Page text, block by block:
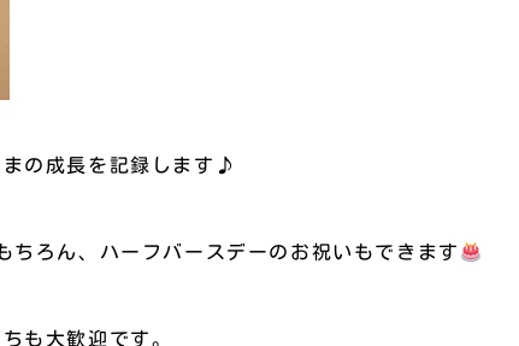
の成長を記録します♪
ちろん、ハーフバースデーのお祝いもできます
も大歓迎です。